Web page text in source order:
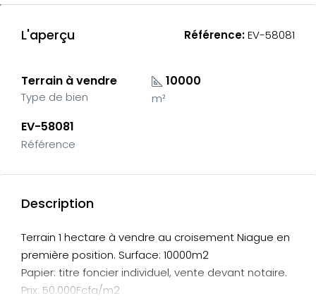
L'aperçu Référence:EV-58081
Terrain à vendre
Type de bien
10000
m²
EV-58081
Référence
Description
Terrain 1 hectare à vendre au croisement Niague en
première position. Surface: 10000m2
Papier: titre foncier individuel, vente devant notaire.
Prix: 50.000Fcfa/m2